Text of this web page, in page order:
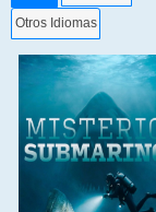
Otros Idiomas